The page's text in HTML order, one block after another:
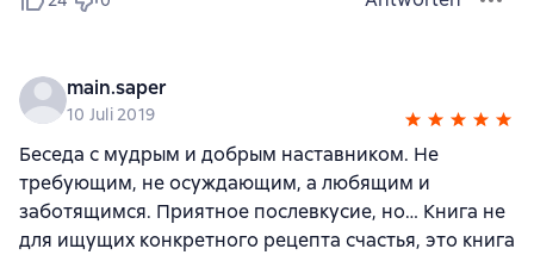
main.saper
10 Juli 2019
Беседа с мудрым и добрым наставником. Не
требующим, не осуждающим, а любящим и
заботящимся. Приятное послевкусие, но… Книга не
для ищущих конкретного рецепта счастья, это книга